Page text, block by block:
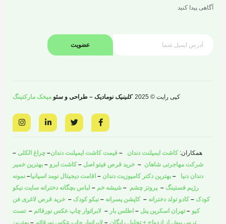
آگاهی پیدا کنید
عضویت
کپی رایت © 2025 کلینیک نومادیک – طراحی و سئو میخک مارکتینگ
F
a
c
o
o
k
-
w
i
e
r
L
i
n
d
-
n
I
n
s
g
r
a
m
همکاران: کاشت ایمپلنت دندان – قیمت کاشت ایمپلنت دندان– چراغ الکلی –
شرکت مهاجرتی شاهان – خرید قرص فیتو اصل –کاشت ابرو – بهترین خمیر
دندان دنیا – بهترین دکتر کامپوزیت دندان – اقامت دیجیتال نومد اسپانیا– نمونه
رژیم فستینگ – پروتز چشم – شیشه خم – لباس بچگانه دخترانه سایت نیکو
کودک –کادو تولد دخترانه –کاپشن پسرانه – نیکو کودک – خرید قرص لاغری فن
کیو –تهران اسکرین پنل – اطلس بار – لابراتوار چاپ عکس نورقائم –تست
ترس پیش از ازدواج + تحلیل رایگان – لابراتوار چاپ عکس نورقائم – بهترین